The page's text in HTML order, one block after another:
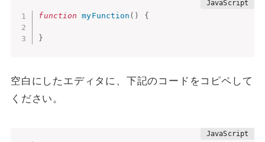
function myFunction ( ) {
}
空白にしたエディタに、下記のコードをコピペして
ください。